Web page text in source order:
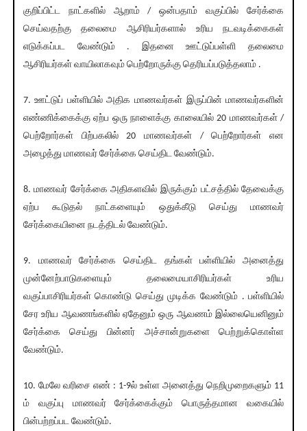
குறிப்பிட்ட நாட்களில் ஆறாம் / ஒன்பதாம் வகுப்பில் சேர்க்கை
செய்வதற்கு தலைமை ஆசிரியர்களால் உரிய நடவடிக்கைகள்
எடுக்கப்பட வேண்டும் . இதனை ஊட்டுப்பள்ளி தலைமை
ஆசிரியர்கள் வாயிலாகவும் பெற்றோருக்கு தெரியப்படுத்தலாம் .
7. ஊட்டுப் பள்ளியில் அதிக மாணவர்கள் இருப்பின் மாணவர்களின்
எண்ணிக்கைக்கு ஏற்ப ஒரு நாளைக்கு காலையில் 20 மாணவர்கள் /
பெற்றோர்கள் பிற்பகலில் 20 மாணவர்கள் / பெற்றோர்கள் என
அழைத்து மாணவர் சேர்க்கை செய்திட வேண்டும்.
8. மாணவர் சேர்க்கை அதிகளவில் இருக்கும் பட்சத்தில் தேவைக்கு
ஏற்ப கூடுதல் நாட்களையும் ஒதுக்கீடு செய்து மாணவர்
சேர்க்கையினை நடத்திடல் வேண்டும்.
9. மாணவர் சேர்க்கை செய்திட தங்கள் பள்ளியில் அனைத்து
முன்னேற்பாடுகளையும் தலைமையாசிரியர்கள் உரிய
வகுப்பாசிரியர்கள் கொண்டு செய்து முடிக்க வேண்டும் . பள்ளியில்
சேர உரிய ஆவணங்களில் ஏதேனும் ஒரு ஆவணம் இல்லையெனினும்
சேர்க்கை செய்து பின்னர் அச்சான்றுகளை பெற்றுக்கொள்ள
வேண்டும்.
10. மேலே வரிசை எண் : 1-9ல் உள்ள அனைத்து நெறிமுறைகளும் 11
ம் வகுப்பு மாணவர் சேர்க்கைக்கும் பொருத்தமான வகையில்
பின்பற்றப்பட வேண்டும்.